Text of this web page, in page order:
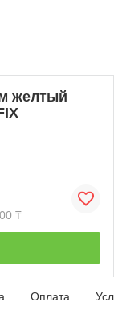
желтый
₸
Оплата